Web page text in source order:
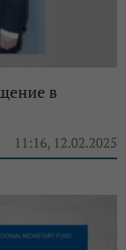
в
11:16, 12.02.2025